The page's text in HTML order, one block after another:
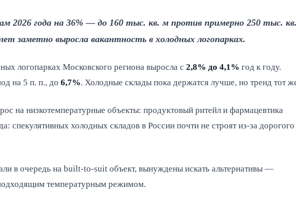
2026 года на 36% — до 160 тыс. кв. м против примерно 250 тыс.
заметно выросла вакантность в холодных логопарках.
логопарках Московского региона выросла с 2,8% до 4,1% год к году.
на 5 п. п., до 6,7%. Холодные склады пока держатся лучше, но тренд тот
на низкотемпературные объекты: продуктовый ритейл и фармацевтика
холодных складов в России почти не строят из-за дорогого
в очередь на built-to-suit объект, вынуждены искать альтернативы —
температурным режимом.